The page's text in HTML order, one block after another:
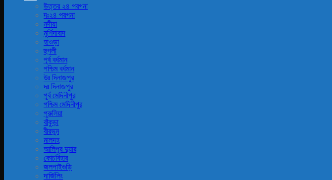
উত্তর ২৪ পরগনা
দঃ২৪ পরগনা
নদীয়া
মুর্শিদাবাদ
হাওড়া
হুগলী
পূর্ব বর্ধমান
পশ্চিম বর্ধমান
উঃ দিনাজপুর
দঃ দিনাজপুর
পূর্ব মেদিনীপুর
পশ্চিম মেদিনীপুর
পুরুলিয়া
বাঁকুড়া
বীরভুম
মালদহ
আলিপুর দুয়ার
কোচবিহার
জলপাইগুড়ি
দার্জিলিং